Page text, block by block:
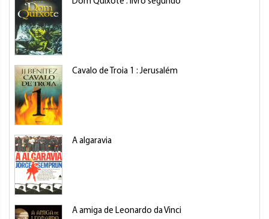
Cavalo de Troia 1 : Jerusalém
A algaravia
A amiga de Leonardo da Vinci